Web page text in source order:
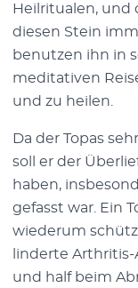
Heilritualen, und
diesen Stein
benutzen ihn in
meditativen
und zu heilen.
Da der Topas
soll er der
haben,
gefasst war. Ein
wiederum
linderte
und half beim